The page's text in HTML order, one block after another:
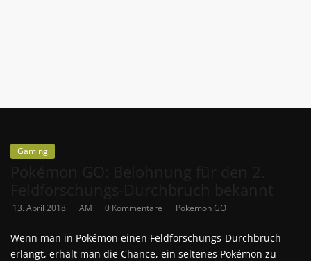
die
Anime-
News
und
Deutschland
Gaming
13. April 2018 AM 0 Kommentare Pokemon GO
Wenn man in Pokémon einen Feldforschungs-Durchbruch
erlangt, erhält man die Chance, ein seltenes Pokémon zu